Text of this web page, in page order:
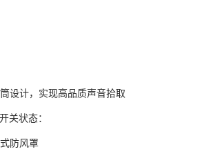
设计，实现高品质声音拾取
关状态：
防风罩